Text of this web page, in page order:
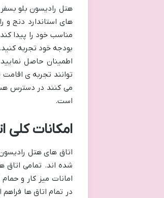
هتل رادیسون بلو
های استاندارد دنج
مناسب خود را پیدا
بودجه خود تجربه
اطمینان حاصل
توانند تجربه ی
می کنند در دسترس
است.
امکانات کلی
اتاق های هتل
شده اند. تمامی اتاق
در تمام اتاق ها